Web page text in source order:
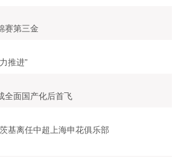
赛第三金
推进”
全面国产化后首飞
基离任中超上海申花俱乐部